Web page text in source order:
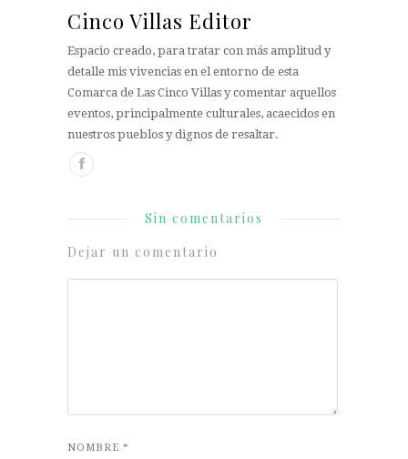
Cinco Villas Editor
Espacio creado, para tratar con más amplitud y
detalle mis vivencias en el entorno de esta
Comarca de Las Cinco Villas y comentar aquellos
eventos, principalmente culturales, acaecidos en
nuestros pueblos y dignos de resaltar.
Sin comentarios
Dejar un comentario
NOMBRE *